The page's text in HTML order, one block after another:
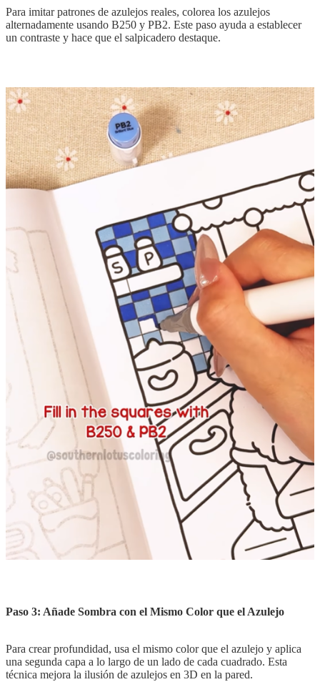
Para imitar patrones de azulejos reales, colorea los azulejos
alternadamente usando B250 y PB2. Este paso ayuda a establecer
un contraste y hace que el salpicadero destaque.
Paso 3: Añade Sombra con el Mismo Color que el Azulejo
Para crear profundidad, usa el mismo color que el azulejo y aplica
una segunda capa a lo largo de un lado de cada cuadrado. Esta
técnica mejora la ilusión de azulejos en 3D en la pared.